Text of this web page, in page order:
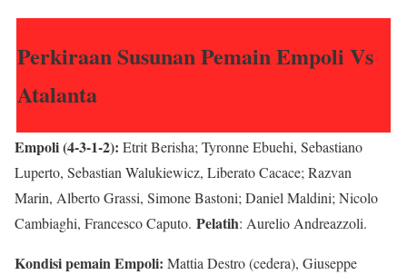
Perkiraan Susunan Pemain Empoli Vs
Atalanta
Empoli (4-3-1-2): Etrit Berisha; Tyronne Ebuehi, Sebastiano
Luperto, Sebastian Walukiewicz, Liberato Cacace; Razvan
Marin, Alberto Grassi, Simone Bastoni; Daniel Maldini; Nicolo
Cambiaghi, Francesco Caputo. Pelatih: Aurelio Andreazzoli.
Kondisi pemain Empoli: Mattia Destro (cedera), Giuseppe